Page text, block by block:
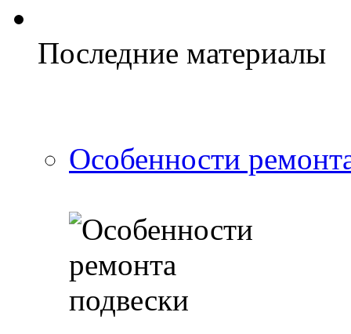
Последние материалы
Особенности